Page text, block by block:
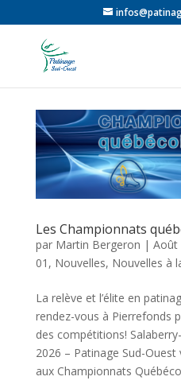
Les Championnats
par Martin Bergeron | Août
01 , Nouvelles, Nouvelles à
La relève et l’élite en
rendez-vous à Pierrefonds
des compétitions!
2026 – Patinage Sud-
aux Championnats